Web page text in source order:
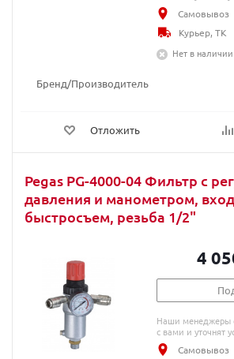
Бренд/Производитель
Отложить
Самовывоз
Курьер, ТК
Нет в наличии
Pegas PG-4000-04 Фильтр с
давления и манометром,
быстросъем, резьба 1/2"
4
Наши менеджеры
с вами и уточнят
Самовывоз